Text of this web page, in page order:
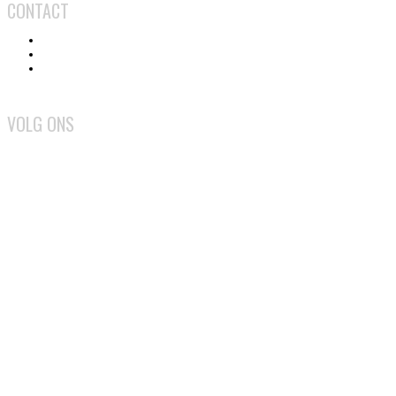
CONTACT
VOLG ONS